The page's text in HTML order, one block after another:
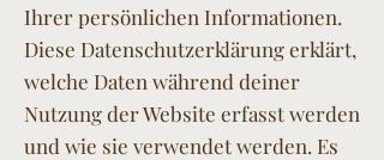
Ihrer persönlichen Informationen.
Diese Datenschutzerklärung erklärt,
welche Daten während deiner
Nutzung der Website erfasst werden
und wie sie verwendet werden. Es